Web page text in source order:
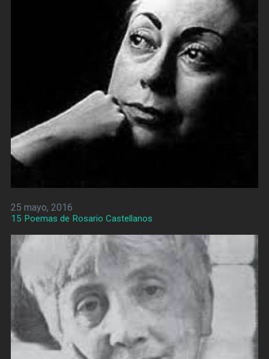
25 mayo, 2016
15 Poemas de Rosario Castellanos